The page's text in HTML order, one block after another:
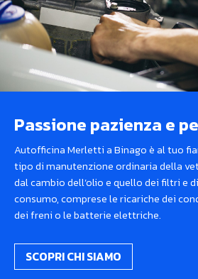
Passione pazienza e
Autofficina Merletti a Binago è al tuo
tipo di manutenzione ordinaria della
dal cambio dell’olio e quello dei filtri e
consumo, comprese le ricariche dei
dei freni o le batterie elettriche.
SCOPRI CHI SIAMO